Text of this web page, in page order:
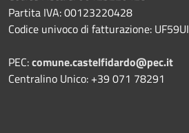
Partita IVA: 00123220428
Codice univoco di fatturazione: UF59UI
PEC:comune.castelfidardo@pec.it
Centralino Unico: +39 071 78291